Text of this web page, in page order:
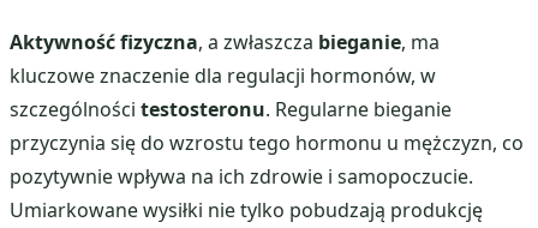
Aktywność fizyczna, a zwłaszcza bieganie, ma
kluczowe znaczenie dla regulacji hormonów, w
szczególności testosteronu. Regularne bieganie
przyczynia się do wzrostu tego hormonu u mężczyzn, co
pozytywnie wpływa na ich zdrowie i samopoczucie.
Umiarkowane wysiłki nie tylko pobudzają produkcję